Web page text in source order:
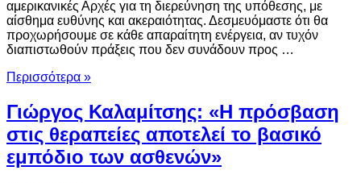
αμερικανικές Αρχές για τη διερεύνηση της υπόθεσης, με
αίσθημα ευθύνης και ακεραιότητας. Δεσμευόμαστε ότι θα
προχωρήσουμε σε κάθε απαραίτητη ενέργεια, αν τυχόν
διαπιστωθούν πράξεις που δεν συνάδουν προς …
Περισσότερα »
Γιώργος Καλαμίτσης: «Η πρόσβαση
στις θεραπείες αποτελεί το βασικό
εμπόδιο των ασθενών»